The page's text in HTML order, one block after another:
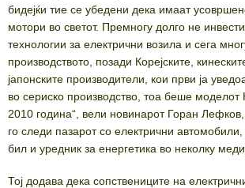
бидејќи тие се убедени дека имаат
мотори во светот. Премногу долго не
технологии за електрични возила и сега
производството, позади Корејските,
јапонските производители, кои први ја
во сериско производство, тоа беше
2010 година“, вели новинарот Горан
го следи пазарот со електрични
бил и уредник за енергетика во неколку
Тој додава дека сопствениците на